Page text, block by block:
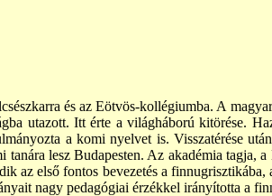
és az Eötvös-kollégiumba. A
utazott. Itt érte a világháború kitörése.
a komi nyelvet is. Visszatérése
tanára lesz Budapesten. Az akadémia
az első fontos bevezetés a
nagy pedagógiai érzékkel irányította a